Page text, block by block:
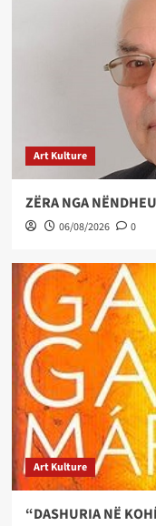
Art Kulture
ZËRA NGA NËNDHEU
06/08/2026 0
Art Kulture
“DASHURIA NË